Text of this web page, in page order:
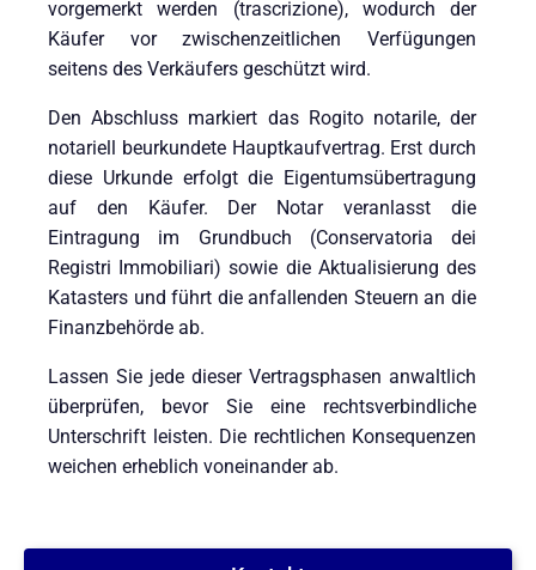
vorgemerkt werden (trascrizione), wodurch der
Käufer vor zwischenzeitlichen Verfügungen
seitens des Verkäufers geschützt wird.
Den Abschluss markiert das Rogito notarile, der
notariell beurkundete Hauptkaufvertrag. Erst durch
diese Urkunde erfolgt die Eigentumsübertragung
auf den Käufer. Der Notar veranlasst die
Eintragung im Grundbuch (Conservatoria dei
Registri Immobiliari) sowie die Aktualisierung des
Katasters und führt die anfallenden Steuern an die
Finanzbehörde ab.
Lassen Sie jede dieser Vertragsphasen anwaltlich
überprüfen, bevor Sie eine rechtsverbindliche
Unterschrift leisten. Die rechtlichen Konsequenzen
weichen erheblich voneinander ab.